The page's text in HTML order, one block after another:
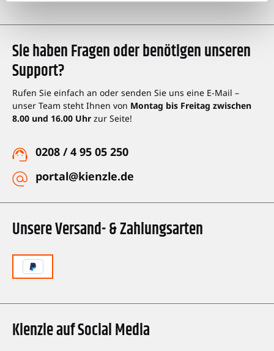
Kienzle auf Social Media
Unsere Versand- & Zahlungsarten
Sie haben Fragen oder benötigen unseren
Support?
Rufen Sie einfach an oder senden Sie uns eine E-Mail –
unser Team steht Ihnen von Montag bis Freitag zwischen
8.00 und 16.00 Uhr zur Seite!
0208 / 4 95 05 250
portal@kienzle.de